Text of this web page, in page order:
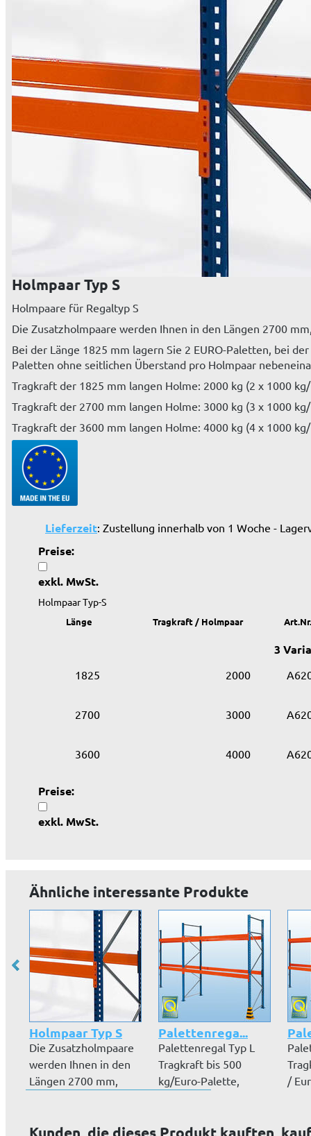
Holmpaar Typ S
Holmpaare für Regaltyp S
Die Zusatzholmpaare werden Ihnen in den Längen 2700
Bei der Länge 1825 mm lagern Sie 2 EURO-Paletten, bei
Paletten ohne seitlichen Überstand pro Holmpaar
Tragkraft der 1825 mm langen Holme: 2000 kg (2 x 1000
Tragkraft der 2700 mm langen Holme: 3000 kg (3 x 1000
Tragkraft der 3600 mm langen Holme: 4000 kg (4 x 1000
Lieferzeit: Zustellung innerhalb von 1 Woche -
Preise:
exkl. MwSt.
Holmpaar Typ-S
Länge Tragkraft / Holmpaar Art.Nr.
3
1825 2000
2700 3000
3600 4000
Preise:
exkl. MwSt.
Ähnliche interessante Produkte
Holmpaar Typ S
Die Zusatzholmpaare
werden Ihnen in den
Längen 2700 mm,
Palettenrega...
Palettenregal Typ L
Tragkraft bis 500
kg/Euro-Palette,
/